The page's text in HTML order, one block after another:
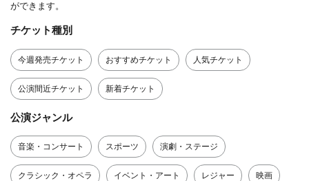
ができます。
チケット種別
今週発売チケット おすすめチケット 人気チケット
公演間近チケット 新着チケット
公演ジャンル
音楽・コンサート スポーツ 演劇・ステージ
クラシック・オペラ イベント・アート レジャー 映画